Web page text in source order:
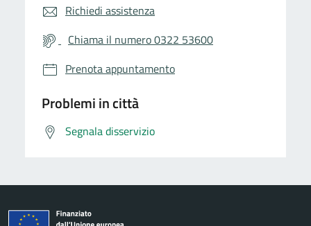
Richiedi assistenza
Chiama il numero 0322 53600
Prenota appuntamento
Problemi in città
Segnala disservizio